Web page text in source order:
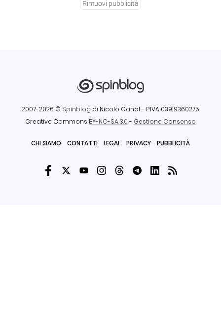
Rimuovi pubblicità
2007-2026 © Spinblog di Nicolò Canal - P.IVA 03919360275
Creative Commons BY-NC-SA 3.0- Gestione Consenso
CHI SIAMO CONTATTI LEGAL PRIVACY PUBBLICITÀ